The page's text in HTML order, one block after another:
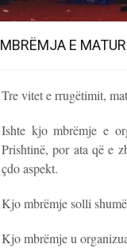
MBRËMJA E
Tre vitet e rrugëtimit,
Ishte kjo mbrëmje e
Prishtinë, por ata që e
çdo aspekt.
Kjo mbrëmje solli
Kjo mbrëmje u